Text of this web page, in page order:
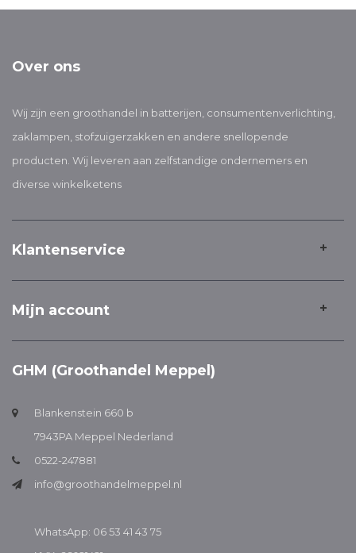
Over ons
Wij zijn een groothandel in batterijen, consumentenverlichting,
zaklampen, stofzuigerzakken en andere snellopende
producten. Wij leveren aan zelfstandige ondernemers en
diverse winkelketens
Klantenservice
Mijn account
GHM (Groothandel Meppel)
Blankenstein 660 b
7943PA Meppel Nederland
0522-247881
info@groothandelmeppel.nl
WhatsApp: 06 53 41 43 75